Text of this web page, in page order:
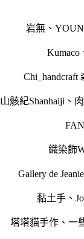
岩無 、
Kumaco
Chi_handcraft
山骸紀Shanhaiji 、
織染飾
Gallery de Jeanie
黏土手 、
塔塔貓手作、 一